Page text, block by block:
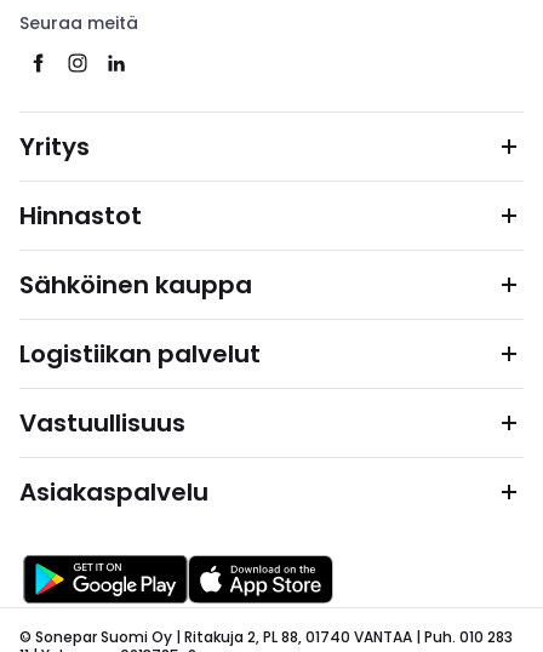
Seuraa meitä
Yritys
Hinnastot
Sähköinen kauppa
Logistiikan palvelut
Vastuullisuus
Asiakaspalvelu
© Sonepar Suomi Oy | Ritakuja 2, PL 88, 01740 VANTAA | Puh. 010 283